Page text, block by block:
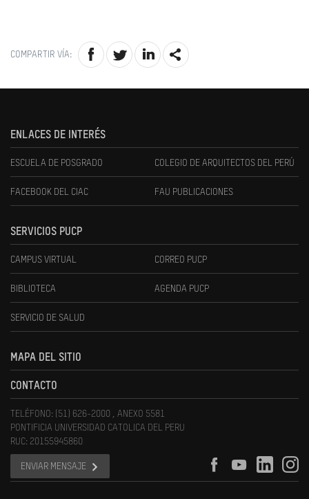
COMPARTIR VÍA:
ENLACES DE INTERÉS
ESCUELA DE POSGRADO COLEGIO DE ARQUITECTOS DEL PERÚ
FACEBOOK DEL CIAC FAU PUBLICACIONES
SERVICIOS PUCP
CAMPUS VIRTUAL CORREO PUCP
BIBLIOTECA AGENDA PUCP
SERVICIO DE SALUD
MAPA DEL SITIO
CONTACTO
TELÉFONO: (51) 626-2000 , ANEXO 5581
PONTIFICIA UNIVERSIDAD CATOLICA DEL PERU
RUC: 20155945860
ENVIAR MENSAJE